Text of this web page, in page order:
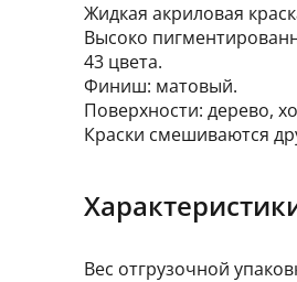
Жидкая акриловая
Высоко
43 цвета.
Финиш: матовый.
Поверхности: дерево,
Краски смешиваются
Вес отгрузочной